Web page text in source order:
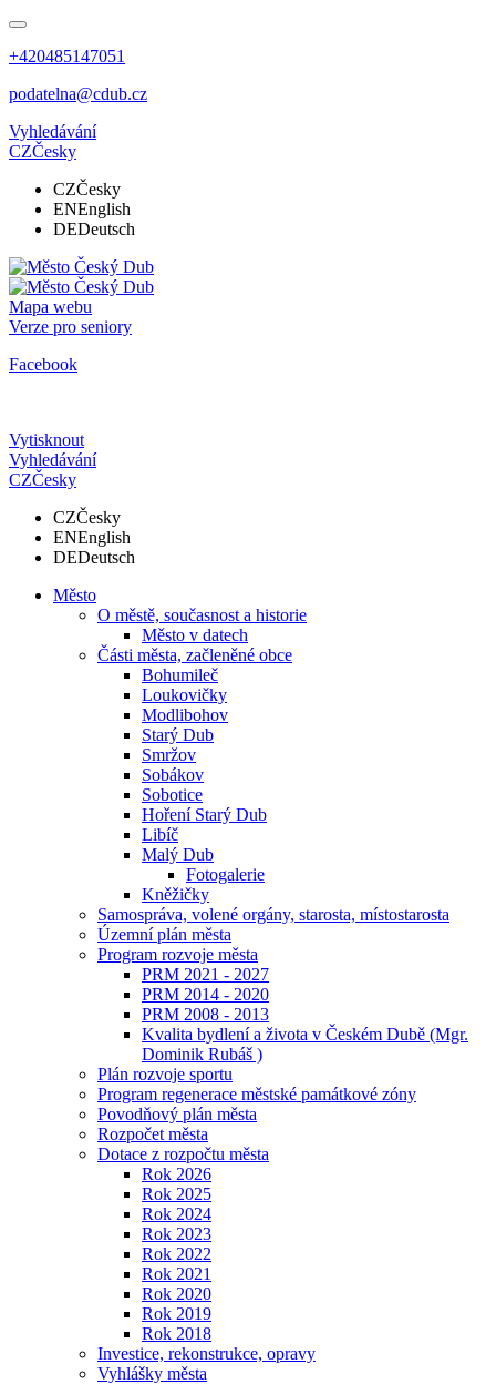
+420485147051
podatelna@cdub.cz
Vyhledávání
CZČesky
CZČesky
ENEnglish
DEDeutsch
Mapa webu
Verze pro seniory
Facebook
Vytisknout
Vyhledávání
CZČesky
CZČesky
ENEnglish
DEDeutsch
Město
O městě, současnost a historie
Město v datech
Části města, začleněné obce
Bohumileč
Loukovičky
Modlibohov
Starý Dub
Smržov
Sobákov
Sobotice
Hoření Starý Dub
Libíč
Malý Dub
Fotogalerie
Kněžičky
Samospráva, volené orgány, starosta, místostarosta
Územní plán města
Program rozvoje města
PRM 2021 - 2027
PRM 2014 - 2020
PRM 2008 - 2013
Kvalita bydlení a života v Českém Dubě (Mgr.
Dominik Rubáš )
Plán rozvoje sportu
Program regenerace městské památkové zóny
Povodňový plán města
Rozpočet města
Dotace z rozpočtu města
Rok 2026
Rok 2025
Rok 2024
Rok 2023
Rok 2022
Rok 2021
Rok 2020
Rok 2019
Rok 2018
Investice, rekonstrukce, opravy
Vyhlášky města